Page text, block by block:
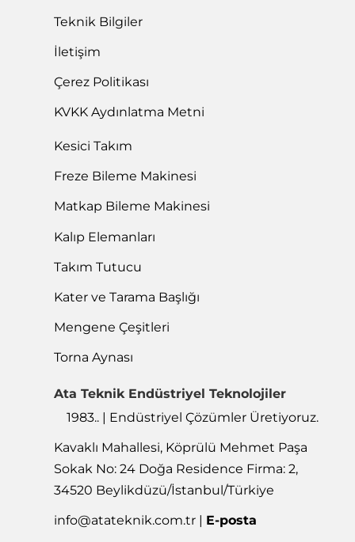
Teknik Bilgiler
İletişim
Çerez Politikası
KVKK Aydınlatma Metni
Kesici Takım
Freze Bileme Makinesi
Matkap Bileme Makinesi
Kalıp Elemanları
Takım Tutucu
Kater ve Tarama Başlığı
Mengene Çeşitleri
Torna Aynası
Ata Teknik Endüstriyel Teknolojiler
1983.. | Endüstriyel Çözümler Üretiyoruz.
Kavaklı Mahallesi, Köprülü Mehmet Paşa
Sokak No: 24 Doğa Residence Firma: 2,
34520 Beylikdüzü/İstanbul/Türkiye
info@atateknik.com.tr | E-posta